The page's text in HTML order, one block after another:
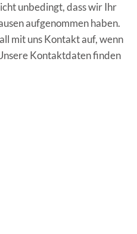
unbedingt, dass wir Ihr
aufgenommen haben.
mit uns Kontakt auf, wenn
Kontaktdaten finden